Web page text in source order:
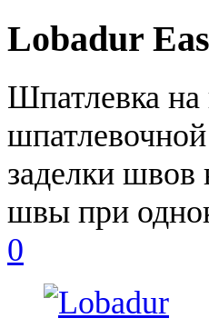
Lobadur
Шпатлевка на
заделки швов
швы при
0